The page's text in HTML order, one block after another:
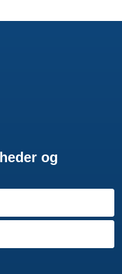
og